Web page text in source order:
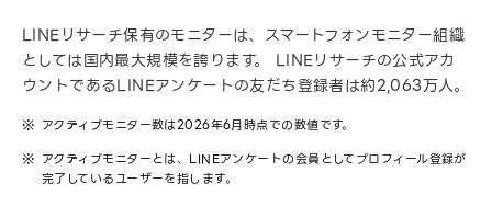
LINEリサーチ保有のモニターは、スマートフォンモニター組織
としては国内最大規模を誇ります。 LINEリサーチの公式アカ
ウントであるLINEアンケートの友だち登録者は約2,063万人。
アクティブモニター数は2026年6月時点での数値です。
アクティブモニターとは、LINEアンケートの会員としてプロフィール登録が
完了しているユーザーを指します。